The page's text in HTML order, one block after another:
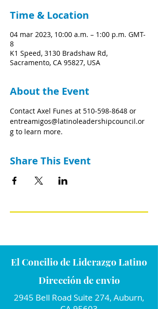
Time & Location
04 mar 2023, 10:00 a.m. – 1:00 p.m. GMT-
8
K1 Speed, 3130 Bradshaw Rd,
Sacramento, CA 95827, USA
About the Event
Contact Axel Funes at 510-598-8648 or
entreamigos@latinoleadershipcouncil.or
g to learn more.
Share This Event
El Concilio de Liderazgo Latino
Dirección de envio
2945 Bell Road Suite 274, Auburn,